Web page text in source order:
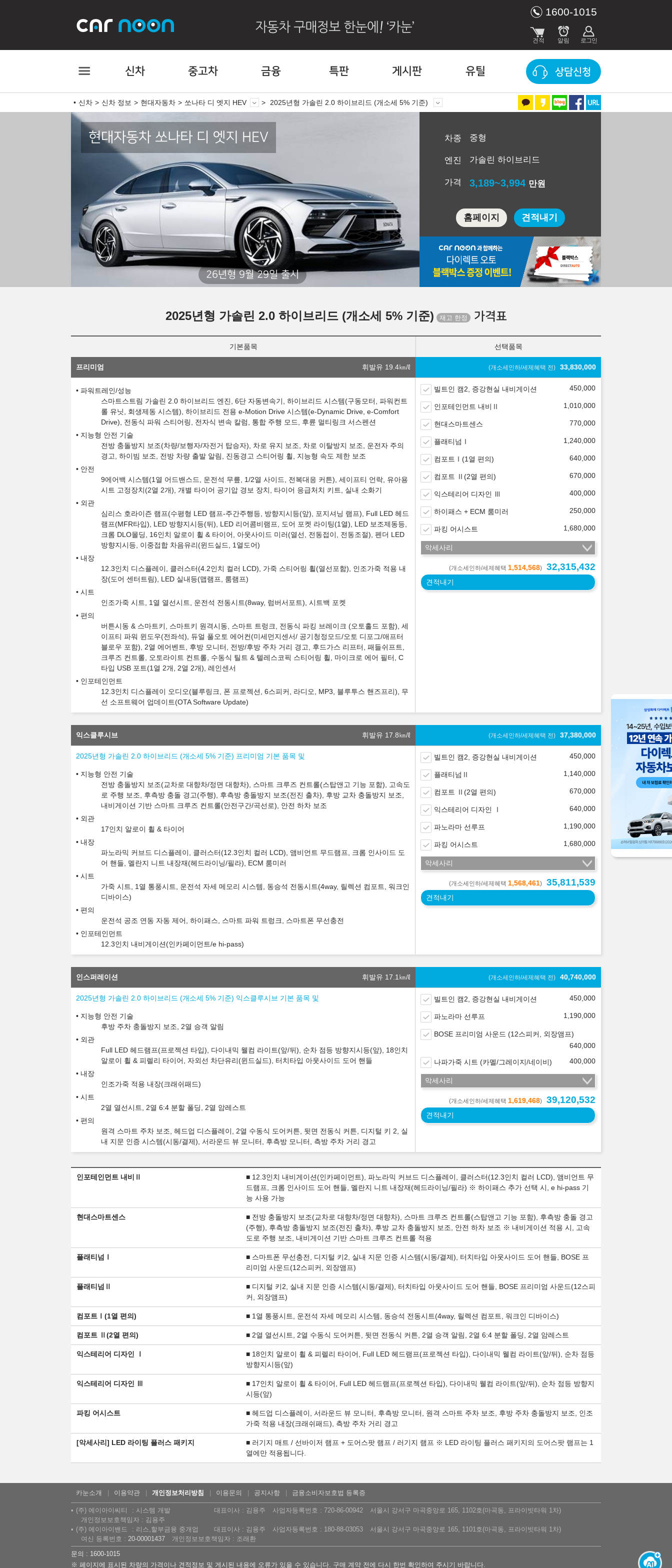
1600-1015
신차 중고차 금융 특판 게시판 유틸 상담신청
신차 신차 정보 현대자동차 쏘나타 디 엣지 HEV 2025년형 가솔린 2.0 하이브리드 (개소세 5% 기준)
현대자동차 쏘나타 디 엣지 HEV
26년형 9월 29일 출시
차종 중형
엔진 가솔린 하이브리드
가격 3,189~3,994 만원
홈페이지 견적내기
2025년형 가솔린 2.0 하이브리드 (개소세 5% 기준) 가격표
기본품목 선택품목
프리미엄 휘발유 19.4㎞/ℓ (개소세인하/세제혜택 전) 33,830,000
파워트레인/성능
스마트스트림 가솔린 2.0 하이브리드 엔진, 6단 자동변속기, 하이브리드 시스템(구동모터, 파워컨트
롤 유닛, 회생제동 시스템), 하이브리드 전용 e-Motion Drive 시스템(e-Dynamic Drive, e-Comfort
Drive), 전동식 파워 스티어링, 전자식 변속 칼럼, 통합 주행 모드, 후륜 멀티링크 서스펜션
지능형 안전 기술
전방 충돌방지 보조(차량/보행자/자전거 탑승자), 차로 유지 보조, 차로 이탈방지 보조, 운전자 주의
경고, 하이빔 보조, 전방 차량 출발 알림, 진동경고 스티어링 휠, 지능형 속도 제한 보조
안전
9에어백 시스템(1열 어드밴스드, 운전석 무릎, 1/2열 사이드, 전복대응 커튼), 세이프티 언락, 유아용
시트 고정장치(2열 2개), 개별 타이어 공기압 경보 장치, 타이어 응급처치 키트, 실내 소화기
외관
심리스 호라이즌 램프(수평형 LED 램프-주간주행등, 방향지시등(앞), 포지셔닝 램프), Full LED 헤드
램프(MFR타입), LED 방향지시등(뒤), LED 리어콤비램프, 도어 포켓 라이팅(1열), LED 보조제동등,
크롬 DLO몰딩, 16인치 알로이 휠 & 타이어, 아웃사이드 미러(열선, 전동접이, 전동조절), 펜더 LED
방향지시등, 이중접합 차음유리(윈드실드, 1열도어)
내장
12.3인치 디스플레이, 클러스터(4.2인치 컬러 LCD), 가죽 스티어링 휠(열선포함), 인조가죽 적용 내
장(도어 센터트림), LED 실내등(맵램프, 룸램프)
시트
인조가죽 시트, 1열 열선시트, 운전석 전동시트(8way, 럼버서포트), 시트백 포켓
편의
버튼시동 & 스마트키, 스마트키 원격시동, 스마트 트렁크, 전동식 파킹 브레이크 (오토홀드 포함), 세
이프티 파워 윈도우(전좌석), 듀얼 풀오토 에어컨(미세먼지센서/ 공기청정모드/오토 디포그/애프터
블로우 포함), 2열 에어벤트, 후방 모니터, 전방/후방 주차 거리 경고, 후드가스 리프터, 패들쉬프트,
크루즈 컨트롤, 오토라이트 컨트롤, 수동식 틸트 & 텔레스코픽 스티어링 휠, 마이크로 에어 필터, C
타입 USB 포트(1열 2개, 2열 2개), 레인센서
인포테인먼트
12.3인치 디스플레이 오디오(블루링크, 폰 프로젝션, 6스피커, 라디오, MP3, 블루투스 핸즈프리), 무
선 소프트웨어 업데이트(OTA Software Update)
빌트인 캠2, 증강현실 내비게이션 450,000
인포테인먼트 내비Ⅱ 1,010,000
현대스마트센스 770,000
플래티넘Ⅰ 1,240,000
컴포트Ⅰ(1열 편의) 640,000
컴포트 Ⅱ(2열 편의) 670,000
익스테리어 디자인 Ⅲ 400,000
하이패스 + ECM 룸미러 250,000
파킹 어시스트 1,680,000
악세사리
(개소세인하/세제혜택 1,514,568) 32,315,432
견적내기
익스클루시브 휘발유 17.8㎞/ℓ (개소세인하/세제혜택 전) 37,380,000
2025년형 가솔린 2.0 하이브리드 (개소세 5% 기준) 프리미엄 기본 품목 및
지능형 안전 기술
전방 충돌방지 보조(교차로 대향차/정면 대향차), 스마트 크루즈 컨트롤(스탑앤고 기능 포함), 고속도
로 주행 보조, 후측방 충돌 경고(주행), 후측방 충돌방지 보조(전진 출차), 후방 교차 충돌방지 보조,
내비게이션 기반 스마트 크루즈 컨트롤(안전구간/곡선로), 안전 하차 보조
외관
17인치 알로이 휠 & 타이어
내장
파노라믹 커브드 디스플레이, 클러스터(12.3인치 컬러 LCD), 앰비언트 무드램프, 크롬 인사이드 도
어 핸들, 멜란지 니트 내장재(헤드라이닝/필라), ECM 룸미러
시트
가죽 시트, 1열 통풍시트, 운전석 자세 메모리 시스템, 동승석 전동시트(4way, 릴렉션 컴포트, 워크인
디바이스)
편의
운전석 공조 연동 자동 제어, 하이패스, 스마트 파워 트렁크, 스마트폰 무선충전
인포테인먼트
12.3인치 내비게이션(인카페이먼트/e hi-pass)
빌트인 캠2, 증강현실 내비게이션 450,000
플래티넘Ⅱ 1,140,000
컴포트 Ⅱ(2열 편의) 670,000
익스테리어 디자인 Ⅰ 640,000
파노라마 선루프 1,190,000
파킹 어시스트 1,680,000
악세사리
(개소세인하/세제혜택 1,568,461) 35,811,539
견적내기
인스퍼레이션 휘발유 17.1 ㎞/ℓ (개소세인하/세제혜택 전) 40,740,000
2025년형 가솔린 2.0 하이브리드 (개소세 5% 기준) 익스클루시브 기본 품목 및
지능형 안전 기술
후방 주차 충돌방지 보조, 2열 승객 알림
외관
Full LED 헤드램프(프로젝션 타입), 다이내믹 웰컴 라이트(앞/뒤), 순차 점등 방향지시등(앞), 18인치
알로이 휠 & 피렐리 타이어, 자외선 차단유리(윈드실드), 터치타입 아웃사이드 도어 핸들
내장
인조가죽 적용 내장(크래쉬패드)
시트
2열 열선시트, 2열 6:4 분할 폴딩, 2열 암레스트
편의
원격 스마트 주차 보조, 헤드업 디스플레이, 2열 수동식 도어커튼, 뒷면 전동식 커튼, 디지털 키 2, 실
내 지문 인증 시스템(시동/결제), 서라운드 뷰 모니터, 후측방 모니터, 측방 주차 거리 경고
빌트인 캠2, 증강현실 내비게이션 450,000
파노라마 선루프 1,190,000
BOSE 프리미엄 사운드 (12스피커, 외장앰프)
640,000
나파가죽 시트 (카멜/그레이지/네이비) 400,000
악세사리
(개소세인하/세제혜택 1,619,468) 39,120,532
견적내기
인포테인먼트 내비Ⅱ
■ 12.3인치 내비게이션(인카페이먼트), 파노라믹 커브드 디스플레이, 클러스터(12.3인치 컬러 LCD), 앰비언트 무
드램프, 크롬 인사이드 도어 핸들, 멜란지 니트 내장재(헤드라이닝/필라) ※ 하이패스 추가 선택 시, e hi-pass 기
능 사용 가능
현대스마트센스
■ 전방 충돌방지 보조(교차로 대향차/정면 대향차), 스마트 크루즈 컨트롤(스탑앤고 기능 포함), 후측방 충돌 경고
(주행), 후측방 충돌방지 보조(전진 출차), 후방 교차 충돌방지 보조, 안전 하차 보조 ※ 내비게이션 적용 시, 고속
도로 주행 보조, 내비게이션 기반 스마트 크루즈 컨트롤 적용
플래티넘Ⅰ
■ 스마트폰 무선충전, 디지털 키2, 실내 지문 인증 시스템(시동/결제), 터치타입 아웃사이드 도어 핸들, BOSE 프
리미엄 사운드(12스피커, 외장앰프)
플래티넘Ⅱ
■ 디지털 키2, 실내 지문 인증 시스템(시동/결제), 터치타입 아웃사이드 도어 핸들, BOSE 프리미엄 사운드(12스피
커, 외장앰프)
컴포트Ⅰ(1열 편의) ■ 1열 통풍시트, 운전석 자세 메모리 시스템, 동승석 전동시트(4way, 릴렉션 컴포트, 워크인 디바이스)
컴포트 Ⅱ(2열 편의) ■ 2열 열선시트, 2열 수동식 도어커튼, 뒷면 전동식 커튼, 2열 승객 알림, 2열 6:4 분할 폴딩, 2열 암레스트
익스테리어 디자인 Ⅰ
■ 18인치 알로이 휠 & 피렐리 타이어, Full LED 헤드램프(프로젝션 타입), 다이내믹 웰컴 라이트(앞/뒤), 순차 점등
방향지시등(앞)
익스테리어 디자인 Ⅲ
■ 17인치 알로이 휠 & 타이어, Full LED 헤드램프(프로젝션 타입), 다이내믹 웰컴 라이트(앞/뒤), 순차 점등 방향지
시등(앞)
파킹 어시스트
■ 헤드업 디스플레이, 서라운드 뷰 모니터, 후측방 모니터, 원격 스마트 주차 보조, 후방 주차 충돌방지 보조, 인조
가죽 적용 내장(크래쉬패드), 측방 주차 거리 경고
[악세사리] LED 라이팅 플러스 패키지
■ 러기지 매트 / 선바이저 램프 + 도어스팟 램프 / 러기지 램프 ※ LED 라이팅 플러스 패키지의 도어스팟 램프는 1
열에만 적용됩니다.
카눈소개 이용약관 개인정보처리방침 이용문의 공지사항 금융소비자보호법 등록증
(주) 에이아이씨티 시스템 개발 대표이사 : 김용주 사업자등록번호 : 720-86-00942
서울시 강서구 마곡중앙로 165, 1102호(마곡동, 프라이빗타워 1차)
개인정보보호책임자 : 김용주
(주) 에이아이밴드
리스,할부금융 중개업 대표이사 : 김용주 사업자등록번호 : 180-88-03053
서울시 강서구 마곡중앙로 165, 1101호(마곡동, 프라이빗타워 1차)
여신 등록번호 : 20-00001437
개인정보보호책임자 : 조래환
문의 : 1600-1015
※ 페이지에 표시된 차량의 가격이나 견적정보 및 게시된 내용에 오류가 있을 수 있습니다. 구매 계약 전에 다시 한번 확인하여 주시기 바랍니다.